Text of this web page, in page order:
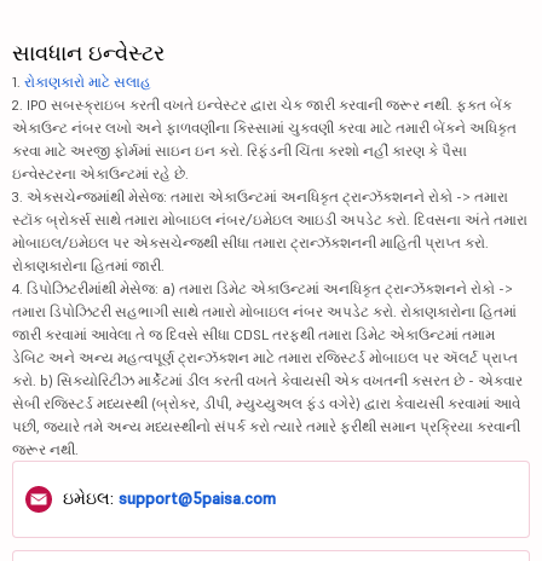
સાવધાન ઇન્વેસ્ટર
1. રોકાણકારો માટે સલાહ
2. IPO સબસ્ક્રાઇબ કરતી વખતે ઇન્વેસ્ટર દ્વારા ચેક જારી કરવાની જરૂર નથી. ફક્ત બેંક
એકાઉન્ટ નંબર લખો અને ફાળવણીના કિસ્સામાં ચુકવણી કરવા માટે તમારી બેંકને અધિકૃત
કરવા માટે અરજી ફોર્મમાં સાઇન ઇન કરો. રિફંડની ચિંતા કરશો નહીં કારણ કે પૈસા
ઇન્વેસ્ટરના એકાઉન્ટમાં રહે છે.
3. એક્સચેન્જમાંથી મેસેજ: તમારા એકાઉન્ટમાં અનધિકૃત ટ્રાન્ઝૅક્શનને રોકો -> તમારા
સ્ટૉક બ્રોકર્સ સાથે તમારા મોબાઇલ નંબર/ઇમેઇલ આઇડી અપડેટ કરો. દિવસના અંતે તમારા
મોબાઇલ/ઇમેઇલ પર એક્સચેન્જથી સીધા તમારા ટ્રાન્ઝૅક્શનની માહિતી પ્રાપ્ત કરો.
રોકાણકારોના હિતમાં જારી.
4. ડિપોઝિટરીમાંથી મેસેજ: a) તમારા ડિમેટ એકાઉન્ટમાં અનધિકૃત ટ્રાન્ઝૅક્શનને રોકો ->
તમારા ડિપોઝિટરી સહભાગી સાથે તમારો મોબાઇલ નંબર અપડેટ કરો. રોકાણકારોના હિતમાં
જારી કરવામાં આવેલા તે જ દિવસે સીધા CDSL તરફથી તમારા ડિમેટ એકાઉન્ટમાં તમામ
ડેબિટ અને અન્ય મહત્વપૂર્ણ ટ્રાન્ઝૅક્શન માટે તમારા રજિસ્ટર્ડ મોબાઇલ પર ઍલર્ટ પ્રાપ્ત
કરો. b) સિક્યોરિટીઝ માર્કેટમાં ડીલ કરતી વખતે કેવાયસી એક વખતની કસરત છે - એકવાર
સેબી રજિસ્ટર્ડ મધ્યસ્થી (બ્રોકર, ડીપી, મ્યુચ્યુઅલ ફંડ વગેરે) દ્વારા કેવાયસી કરવામાં આવે
પછી, જ્યારે તમે અન્ય મધ્યસ્થીનો સંપર્ક કરો ત્યારે તમારે ફરીથી સમાન પ્રક્રિયા કરવાની
જરૂર નથી.
ઇમેઇલ: support@5paisa.com